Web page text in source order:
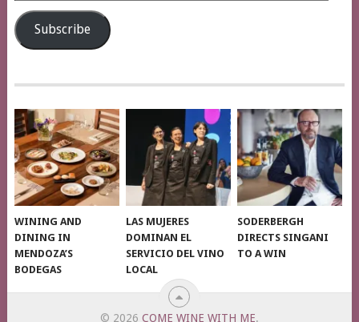
Address
Subscribe
WINING AND
DINING IN
MENDOZA’S
BODEGAS
LAS MUJERES
DOMINAN EL
SERVICIO DEL VINO
LOCAL
SODERBERGH
DIRECTS SINGANI
TO A WIN
© 2026 COME WINE WITH ME.